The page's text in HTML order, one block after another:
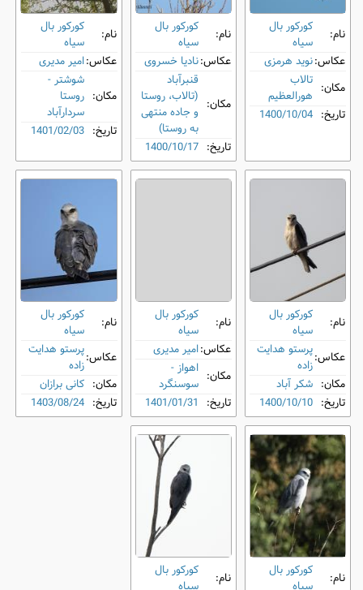
نام:
کورکور بال
‌سیاه
عکاس:نوید هرمزی
مکان: تالاب
هورالعظیم
تاریخ: 1400/10/04
نام:
کورکور بال
‌سیاه
عکاس:نادیا خسروی
مکان:
قنبرآباد
(تالاب، روستا
و جاده منتهی
به روستا)
تاریخ: 1400/10/17
نام:
کورکور بال
‌سیاه
عکاس:امیر مدیری
مکان:
شوشتر -
روستا
سردارآباد
تاریخ: 1401/02/03
نام:
کورکور بال
‌سیاه
عکاس:پرستو هدایت
زاده
مکان: شکر آباد
تاریخ: 1400/10/10
نام:
کورکور بال
‌سیاه
عکاس:امیر مدیری
مکان: اهواز -
سوسنگرد
تاریخ: 1401/01/31
نام:
کورکور بال
‌سیاه
عکاس:پرستو هدایت
زاده
مکان: کانی برازان
تاریخ: 1403/08/24
نام:
کورکور بال
نام:
کورکور بال